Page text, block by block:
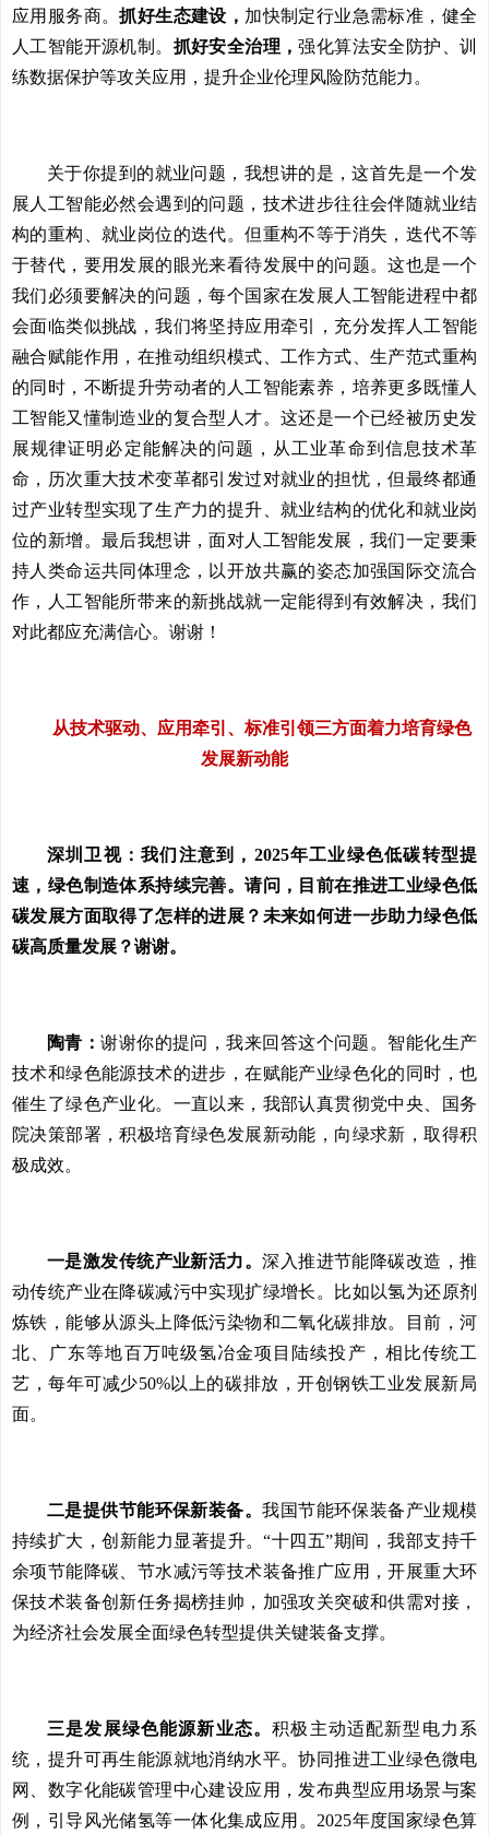
应用服务商。抓好生态建设， 加快制定行业急需标准，健全
人工智能开源机制。 抓好安全治理，强化算法安全防护、训
练数据保护等攻关应用，提升企业伦理风险防范能力。
关于你提到的就业问题，我想讲的是，这首先是一个发
展人工智能必然会遇到的问题，技术进步往往会伴随就业结
构的重构、就业岗位的迭代。但重构不等于消失，迭代不等
于替代，要用发展的眼光来看待发展中的问题。这也是一个
我们必须要解决的问题，每个国家在发展人工智能进程中都
会面临类似挑战，我们将坚持应用牵引，充分发挥人工智能
融合赋能作用，在推动组织模式、工作方式、生产范式重构
的同时，不断提升劳动者的人工智能素养，培养更多既懂人
工智能又懂制造业的复合型人才。这还是一个已经被历史发
展规律证明必定能解决的问题，从工业革命到信息技术革
命，历次重大技术变革都引发过对就业的担忧，但最终都通
过产业转型实现了生产力的提升、就业结构的优化和就业岗
位的新增。最后我想讲，面对人工智能发展，我们一定要秉
持人类命运共同体理念，以开放共赢的姿态加强国际交流合
作，人工智能所带来的新挑战就一定能得到有效解决，我们
对此都应充满信心。谢谢！
从技术驱动、应用牵引、标准引领三方面着力培育绿色
发展新动能
深圳卫视：我们注意到，2025年工业绿色低碳转型提
速，绿色制造体系持续完善。请问，目前在推进工业绿色低
碳发展方面取得了怎样的进展？未来如何进一步助力绿色低
碳高质量发展？谢谢。
陶青：谢谢你的提问，我来回答这个问题。智能化生产
技术和绿色能源技术的进步，在赋能产业绿色化的同时，也
催生了绿色产业化。一直以来，我部认真贯彻党中央、国务
院决策部署，积极培育绿色发展新动能，向绿求新，取得积
极成效。
一是激发传统产业新活力。深入推进节能降碳改造，推
动传统产业在降碳减污中实现扩绿增长。比如以氢为还原剂
炼铁，能够从源头上降低污染物和二氧化碳排放。目前，河
北、广东等地百万吨级氢冶金项目陆续投产，相比传统工
艺，每年可减少50%以上的碳排放，开创钢铁工业发展新局
面。
二是提供节能环保新装备。我国节能环保装备产业规模
持续扩大，创新能力显著提升。“十四五”期间，我部支持千
余项节能降碳、节水减污等技术装备推广应用，开展重大环
保技术装备创新任务揭榜挂帅，加强攻关突破和供需对接，
为经济社会发展全面绿色转型提供关键装备支撑。
三是发展绿色能源新业态。积极主动适配新型电力系
统，提升可再生能源就地消纳水平。协同推进工业绿色微电
网、数字化能碳管理中心建设应用，发布典型应用场景与案
例，引导风光储氢等一体化集成应用。2025年度国家绿色算